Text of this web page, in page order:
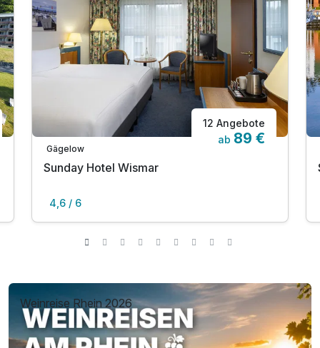
Gägelow
12 Angebote
ab 89 €
Sunday Hotel Wismar
4,6 / 6
Weinreise Rhein 2026